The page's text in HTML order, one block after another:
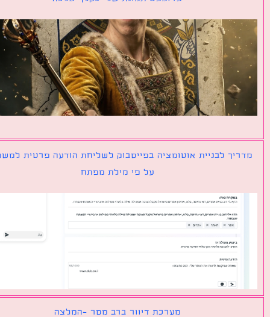
לבניית אוטומציה בפייסבוק לשליחת הודעה פרטית למשתמש
על פי מילת מפתח
מערכת דיוור ברב מסר -המלצה